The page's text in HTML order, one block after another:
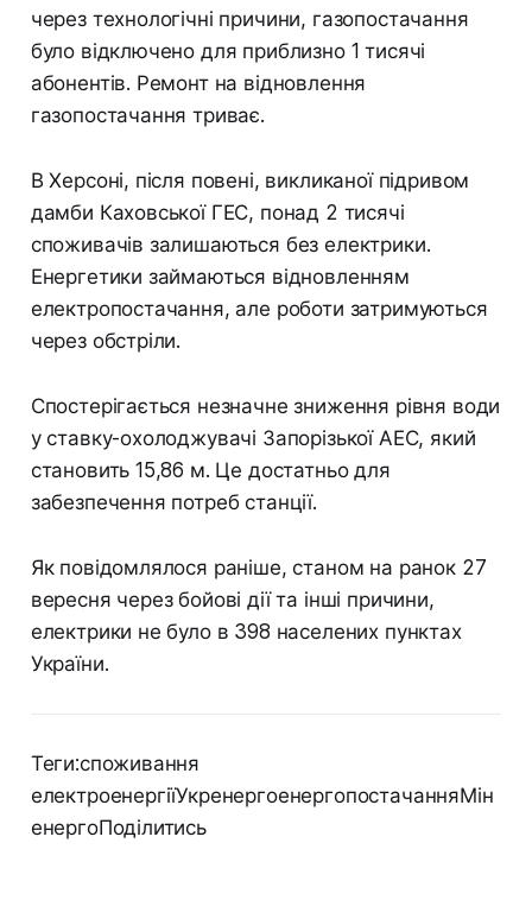
через технологічні причини, газопостачання
було відключено для приблизно 1 тисячі
абонентів. Ремонт на відновлення
газопостачання триває.
В Херсоні, після повені, викликаної підривом
дамби Каховської ГЕС, понад 2 тисячі
споживачів залишаються без електрики.
Енергетики займаються відновленням
електропостачання, але роботи затримуються
через обстріли.
Спостерігається незначне зниження рівня води
у ставку-охолоджувачі Запорізької АЕС, який
становить 15,86 м. Це достатньо для
забезпечення потреб станції.
Як повідомлялося раніше, станом на ранок 27
вересня через бойові дії та інші причини,
електрики не було в 398 населених пунктах
України.
Теги:споживання
електроенергіїУкренергоенергопостачанняМін
енергоПоділитись